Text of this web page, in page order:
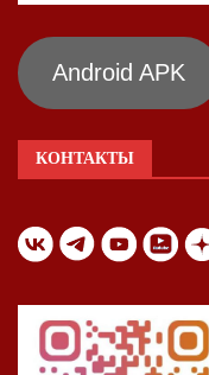
Android APK
КОНТАКТЫ